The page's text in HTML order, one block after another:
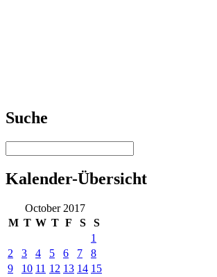
Suche
Kalender-Übersicht
October 2017
M T W T F S
S
1
2
3 4 5 6 7
8
9
10 11 12 13 14 15